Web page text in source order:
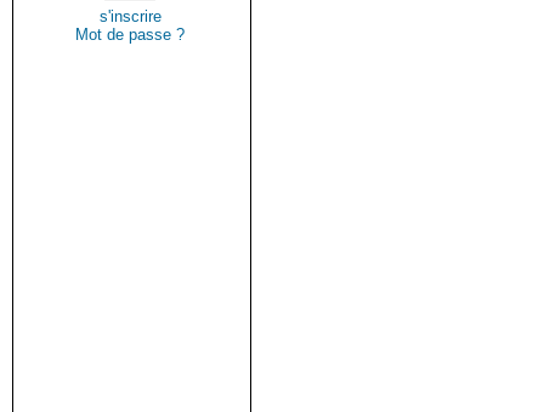
s'inscrire
Mot de passe ?